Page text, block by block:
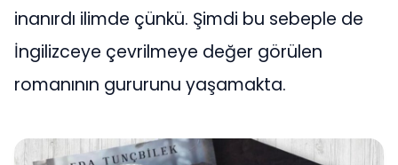
inanırdı ilimde çünkü. Şimdi bu sebeple de
İngilizceye çevrilmeye değer görülen
romanının gururunu yaşamakta.